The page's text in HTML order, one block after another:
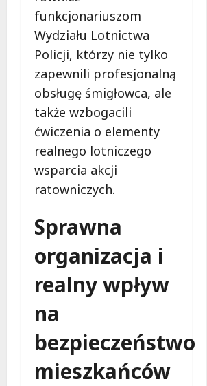
funkcjonariuszom
Wydziału Lotnictwa
Policji, którzy nie tylko
zapewnili profesjonalną
obsługę śmigłowca, ale
także wzbogacili
ćwiczenia o elementy
realnego lotniczego
wsparcia akcji
ratowniczych.
Sprawna
organizacja i
realny wpływ
na
bezpieczeństwo
mieszkańców